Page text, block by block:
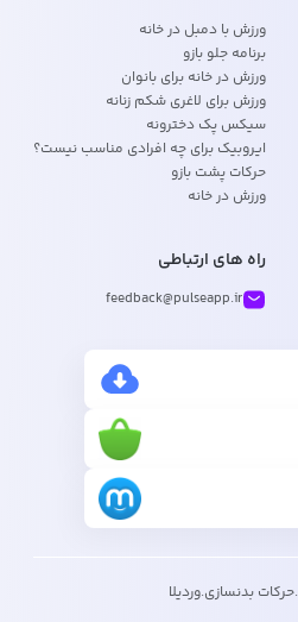
ورزش با دمبل در خانه
برنامه جلو بازو
ورزش در خانه برای بانوان
ورزش برای لاغری شکم زنانه
سیکس پک دخترونه
ایروبیک برای چه افرادی مناسب نیست؟
حرکات پشت بازو
ورزش در خانه
راه های ارتباطی
feedback@pulseapp.ir
.حرکات بدنسازی.وردیلا